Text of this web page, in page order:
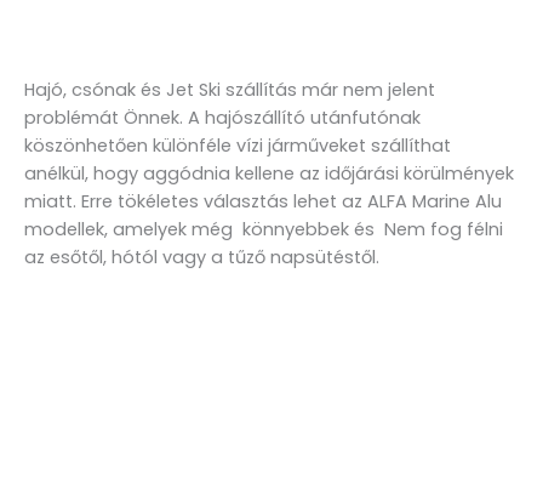
Hajó, csónak és Jet Ski szállítás már nem jelent
problémát Önnek. A hajószállító utánfutónak
köszönhetően különféle vízi járműveket szállíthat
anélkül, hogy aggódnia kellene az időjárási körülmények
miatt. Erre tökéletes választás lehet az ALFA Marine Alu
modellek, amelyek még könnyebbek és Nem fog félni
az esőtől, hótól vagy a tűző napsütéstől.